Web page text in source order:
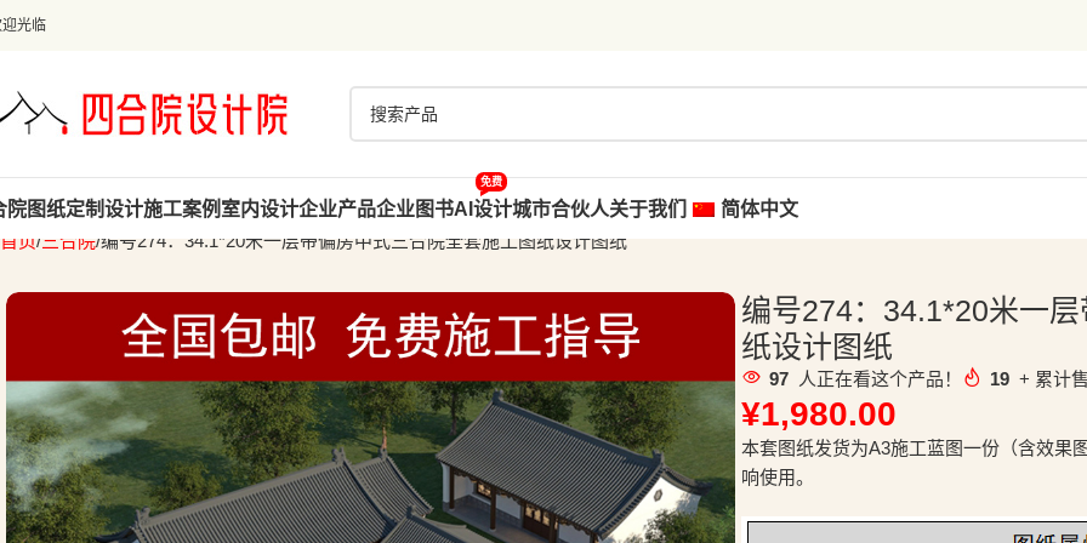
光临
院图纸定制设计施工案例 室内设计企业产品企业图书AI设计
免费
城市合伙人关于我们
简体中文
首页 三合院 编号274：34.1*20米一层带偏房中式三合院全套施工图纸设计图纸
编号274：34.1*20米一
纸设计图纸
97 人正在看这个产品！ 19 + 累计
¥1,980.00
本套图纸发货为A3施工蓝图一份（含效果
响使用。